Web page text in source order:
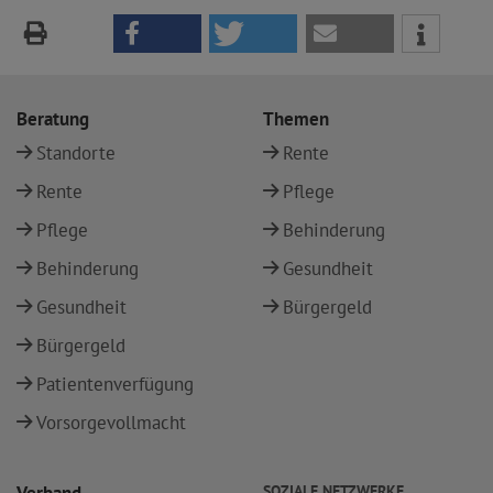
Beratung
Standorte
Rente
Pflege
Behinderung
Gesundheit
Bürgergeld
Patientenverfügung
Vorsorgevollmacht
Themen
Rente
Pflege
Behinderung
Gesundheit
Bürgergeld